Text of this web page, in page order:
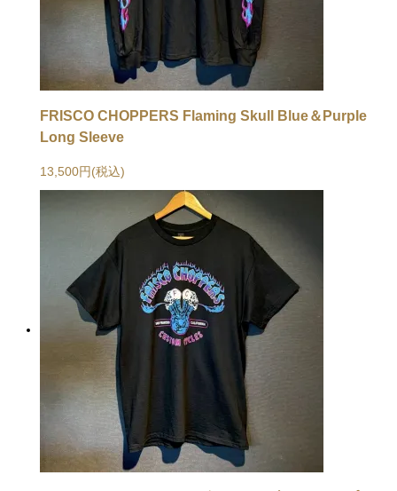
FRISCO CHOPPERS Flaming Skull Blue＆Purple
Long Sleeve
13,500円(税込)